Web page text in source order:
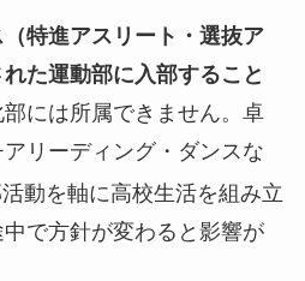
特進アスリート・選抜ア
た運動部に入部すること
には所属できません。卓
リーディング・ダンスな
動を軸に高校生活を組み立
で方針が変わると影響が